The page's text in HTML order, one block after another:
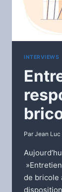
INTERVIEWS
Par Jean Luc
de bricole